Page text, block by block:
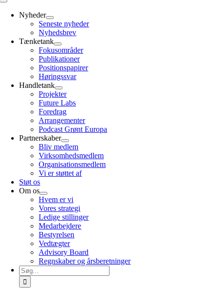
Toggle
NavigationNyheder
Seneste nyheder
Nyhedsbrev
Tænketank
Fokusområder
Publikationer
Positionspapirer
Høringssvar
Handletank
Projekter
Future Labs
Foredrag
Arrangementer
Podcast Grønt Europa
Partnerskaber
Bliv medlem
Virksomhedsmedlem
Organisationsmedlem
Vi er støttet af
Støt os
Om os
Hvem er vi
Vores strategi
Ledige stillinger
Medarbejdere
Bestyrelsen
Vedtægter
Advisory Board
Regnskaber og årsberetninger
Søg
efter: